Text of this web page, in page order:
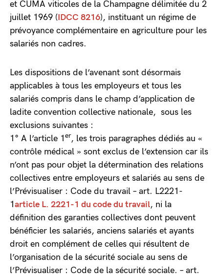
et CUMA viticoles de la Champagne délimitée du 2
juillet 1969 (IDCC 8216), instituant un régime de
prévoyance complémentaire en agriculture pour les
salariés non cadres.
Les dispositions de l’avenant sont désormais
applicables à tous les employeurs et tous les
salariés compris dans le champ d’application de
ladite convention collective nationale, sous les
exclusions suivantes :
1° A l’article 1 er, les trois paragraphes dédiés au «
contrôle médical » sont exclus de l’extension car ils
n’ont pas pour objet la détermination des relations
collectives entre employeurs et salariés au sens de
l’Prévisualiser : Code du travail – art. L2221-
1article L. 2221-1 du code du travail, ni la
définition des garanties collectives dont peuvent
bénéficier les salariés, anciens salariés et ayants
droit en complément de celles qui résultent de
l’organisation de la sécurité sociale au sens de
l’Prévisualiser : Code de la sécurité sociale. – art.